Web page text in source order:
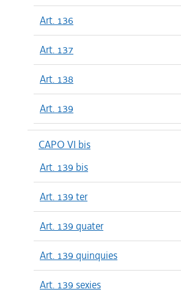
Art. 136
Art. 137
Art. 138
Art. 139
CAPO VI bis
Art. 139 bis
Art. 139 ter
Art. 139 quater
Art. 139 quinquies
Art. 139 sexies